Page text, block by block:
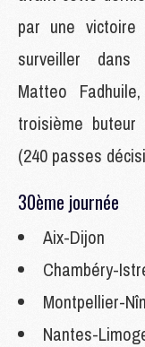
par une victoire
surveiller dans
Matteo
troisième
(240 passes
30ème journée
Aix-Dijon
Chambéry-
Montpellier-
Nantes-